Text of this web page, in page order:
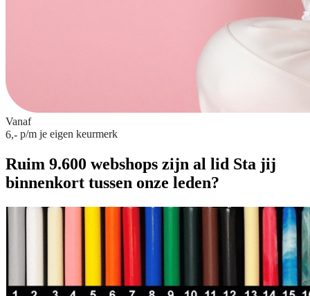
Vanaf
6,- p/m je eigen keurmerk
Ruim 9.600 webshops zijn al lid Sta jij
binnenkort tussen onze leden?